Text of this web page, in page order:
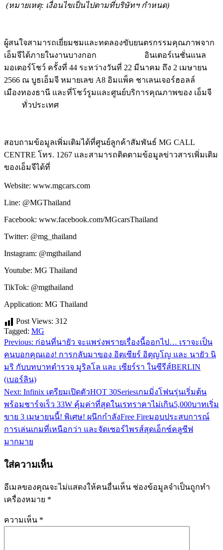
(หมายเหตุ: เงื่อนไขเป็นไปตามที่บริษัทฯ กำหนด)
ผู้สนใจสามารถเยี่ยมชมและทดลองขับยนตรกรรมคุณภาพจาก
เอ็มจีได้ภายในงานบางกอก อินเตอร์เนชั่นแนล
มอเตอร์โชว์ ครั้งที่ 44 ระหว่างวันที่ 22 มีนาคม ถึง 2 เมษายน
2566 ณ บูธเอ็มจี หมายเลข A8 อิมแพ็ค ชาเลนเจอร์ฮอลล์
เมืองทองธานี และที่โชว์รูมและศูนย์บริการคุณภาพของ เอ็มจี
ทั่วประเทศ
สอบถามข้อมูลเพิ่มเติมได้ที่ศูนย์ลูกค้าสัมพันธ์ MG CALL
CENTRE โทร. 1267 และสามารถติดตามข้อมูลข่าวสารเพิ่มเติม
ของเอ็มจีได้ที่
Website: www.mgcars.com
Line: @MGThailand
Facebook: www.facebook.com/MGcarsThailand
Twitter: @mg_thailand
Instagram: @mgthailand
Youtube: MG Thailand
TikTok: @mgthailand
Application: MG Thailand
Post Views: 312
Tagged: MG
แนะแนว
เรื่อง
Previous: ก่อนที่นายัว จะแพร่งพรายเรื่องนี้ออกไป… เราจะเป็น
คนบอกคุณเอง! การกลับมาของ อิตเซียร์ อิตุญโญ และ นายัว นิ
มริ กับบทบาทตำรวจ มูริลโล และ เซียร์รา ในซีรีส์BERLIN
(เบอร์ลิน)
Next: Infinix เตรียมเปิดตัวHOT 30Seriesเกมมิ่งโฟนรุ่นเริ่มต้น
พร้อมชาร์จเร็ว 33W คุ้มค่าที่สุดในเรทราคาไม่เกิน5,000บาทเริ่ม
ขาย 3 เมษายนนี้! พิเศษ! ผนึกกำลังFree Fireมอบประสบการณ์
การเล่นเกมที่เหนือกว่า และจัดเซอร์ไพรส์สุดเอ็กซ์คลูซีฟ
มากมาย
ใส่ความเห็น
อีเมลของคุณจะไม่แสดงให้คนอื่นเห็น ช่องข้อมูลจำเป็นถูกทำ
เครื่องหมาย *
ความเห็น *